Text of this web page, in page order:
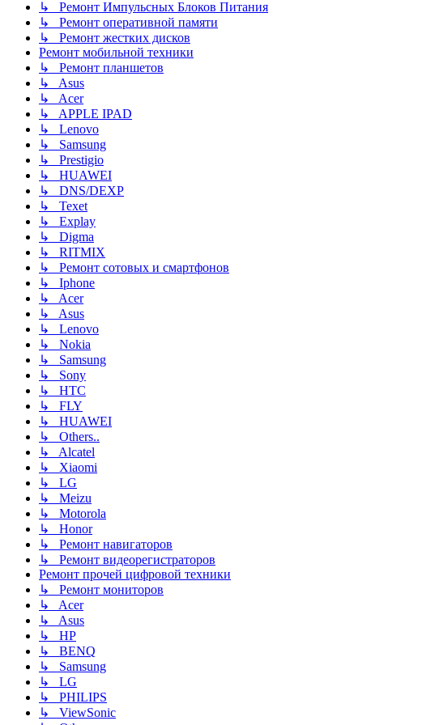
↳ Ремонт Импульсных Блоков Питания
↳ Ремонт оперативной памяти
↳ Ремонт жестких дисков
Ремонт мобильной техники
↳ Ремонт планшетов
↳ Asus
↳ Acer
↳ APPLE IPAD
↳ Lenovo
↳ Samsung
↳ Prestigio
↳ HUAWEI
↳ DNS/DEXP
↳ Texet
↳ Explay
↳ Digma
↳ RITMIX
↳ Ремонт сотовых и смартфонов
↳ Iphone
↳ Acer
↳ Asus
↳ Lenovo
↳ Nokia
↳ Samsung
↳ Sony
↳ HTC
↳ FLY
↳ HUAWEI
↳ Others..
↳ Alcatel
↳ Xiaomi
↳ LG
↳ Meizu
↳ Motorola
↳ Honor
↳ Ремонт навигаторов
↳ Ремонт видеорегистраторов
Ремонт прочей цифровой техники
↳ Ремонт мониторов
↳ Acer
↳ Asus
↳ HP
↳ BENQ
↳ Samsung
↳ LG
↳ PHILIPS
↳ ViewSonic